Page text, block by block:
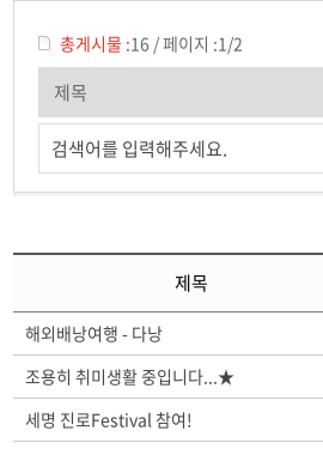
총게시물 :16 /페이지 :1/2
검색어를 입력해주세요.
제목
해외배낭여행 - 다낭
조용히 취미생활 중입니다...★
세명 진로Festival 참여!